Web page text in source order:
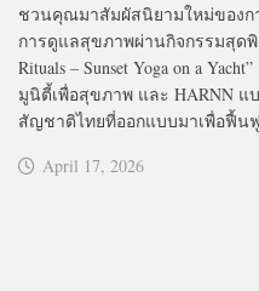
ชวนคุณมาสัมผัสนิยามใหม่ของก
การดูแลสุขภาพผ่านกิจกรรมสุดพิเ
Rituals – Sunset Yoga on a
มูนิตี้เพื่อสุขภาพ และ HARNN
สัญชาติไทยที่ออกแบบมาเพื่อฟื้น
April 17, 2026